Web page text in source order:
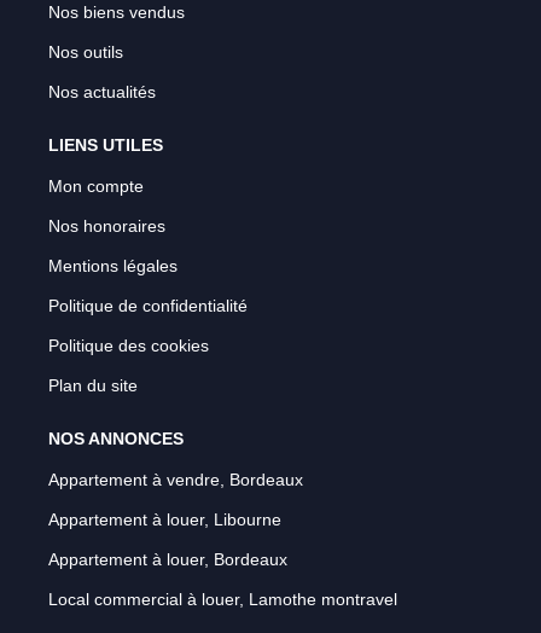
Nos biens vendus
Nos outils
Nos actualités
LIENS UTILES
Mon compte
Nos honoraires
Mentions légales
Politique de confidentialité
Politique des cookies
Plan du site
NOS ANNONCES
Appartement à vendre, Bordeaux
Appartement à louer, Libourne
Appartement à louer, Bordeaux
Local commercial à louer, Lamothe montravel